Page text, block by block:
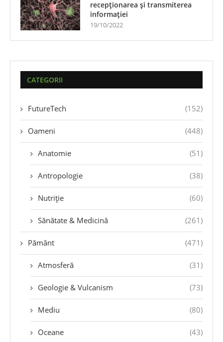
recepționarea și transmiterea
informației
19/10/2022
CATEGORII
FutureTech (152)
Oameni (448)
Anatomie (51)
Antropologie (38)
Nutriție (60)
Sănătate & Medicină (261)
Pământ (471)
Atmosferă (31)
Geologie & Vulcanism (73)
Mediu (80)
Oceane (43)